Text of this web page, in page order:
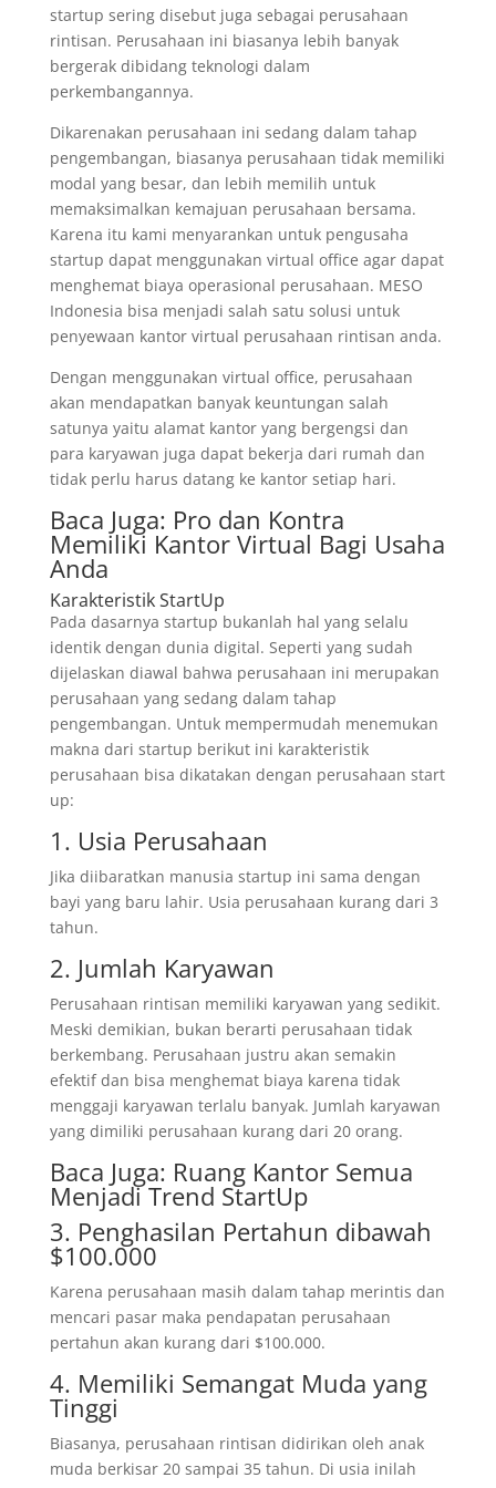
startup sering disebut juga sebagai perusahaan
rintisan. Perusahaan ini biasanya lebih banyak
bergerak dibidang teknologi dalam
perkembangannya.
Dikarenakan perusahaan ini sedang dalam tahap
pengembangan, biasanya perusahaan tidak memiliki
modal yang besar, dan lebih memilih untuk
memaksimalkan kemajuan perusahaan bersama.
Karena itu kami menyarankan untuk pengusaha
startup dapat menggunakan virtual office agar dapat
menghemat biaya operasional perusahaan. MESO
Indonesia bisa menjadi salah satu solusi untuk
penyewaan kantor virtual perusahaan rintisan anda.
Dengan menggunakan virtual office, perusahaan
akan mendapatkan banyak keuntungan salah
satunya yaitu alamat kantor yang bergengsi dan
para karyawan juga dapat bekerja dari rumah dan
tidak perlu harus datang ke kantor setiap hari.
Baca Juga: Pro dan Kontra
Memiliki Kantor Virtual Bagi Usaha
Anda
Karakteristik StartUp
Pada dasarnya startup bukanlah hal yang selalu
identik dengan dunia digital. Seperti yang sudah
dijelaskan diawal bahwa perusahaan ini merupakan
perusahaan yang sedang dalam tahap
pengembangan. Untuk mempermudah menemukan
makna dari startup berikut ini karakteristik
perusahaan bisa dikatakan dengan perusahaan start
up:
1. Usia Perusahaan
Jika diibaratkan manusia startup ini sama dengan
bayi yang baru lahir. Usia perusahaan kurang dari 3
tahun.
2. Jumlah Karyawan
Perusahaan rintisan memiliki karyawan yang sedikit.
Meski demikian, bukan berarti perusahaan tidak
berkembang. Perusahaan justru akan semakin
efektif dan bisa menghemat biaya karena tidak
menggaji karyawan terlalu banyak. Jumlah karyawan
yang dimiliki perusahaan kurang dari 20 orang.
Baca Juga: Ruang Kantor Semua
Menjadi Trend StartUp
3. Penghasilan Pertahun dibawah
$100.000
Karena perusahaan masih dalam tahap merintis dan
mencari pasar maka pendapatan perusahaan
pertahun akan kurang dari $100.000.
4. Memiliki Semangat Muda yang
Tinggi
Biasanya, perusahaan rintisan didirikan oleh anak
muda berkisar 20 sampai 35 tahun. Di usia inilah